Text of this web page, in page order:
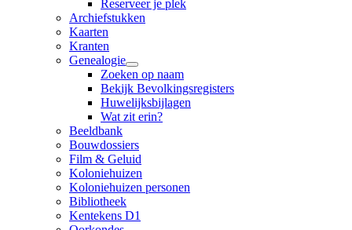
Reserveer je plek
Archiefstukken
Kaarten
Kranten
Genealogie
Zoeken op naam
Bekijk Bevolkingsregisters
Huwelijksbijlagen
Wat zit erin?
Beeldbank
Bouwdossiers
Film & Geluid
Koloniehuizen
Koloniehuizen personen
Bibliotheek
Kentekens D1